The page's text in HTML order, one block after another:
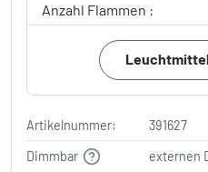
Anzahl Flammen :
Artikelnummer:
391627
Dimmbar
externen